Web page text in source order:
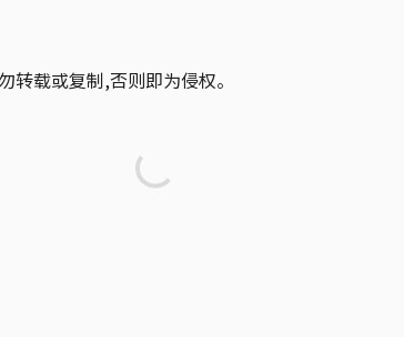
载或复制,否则即为侵权。